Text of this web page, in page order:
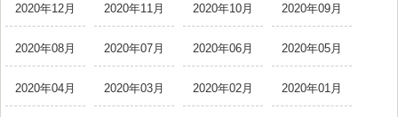
2020年12月 2020年11月 2020年10月 2020年09月
2020年08月 2020年07月 2020年06月 2020年05月
2020年04月 2020年03月 2020年02月 2020年01月